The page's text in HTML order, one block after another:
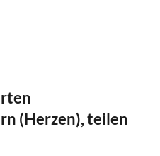
(Herzen), teilen